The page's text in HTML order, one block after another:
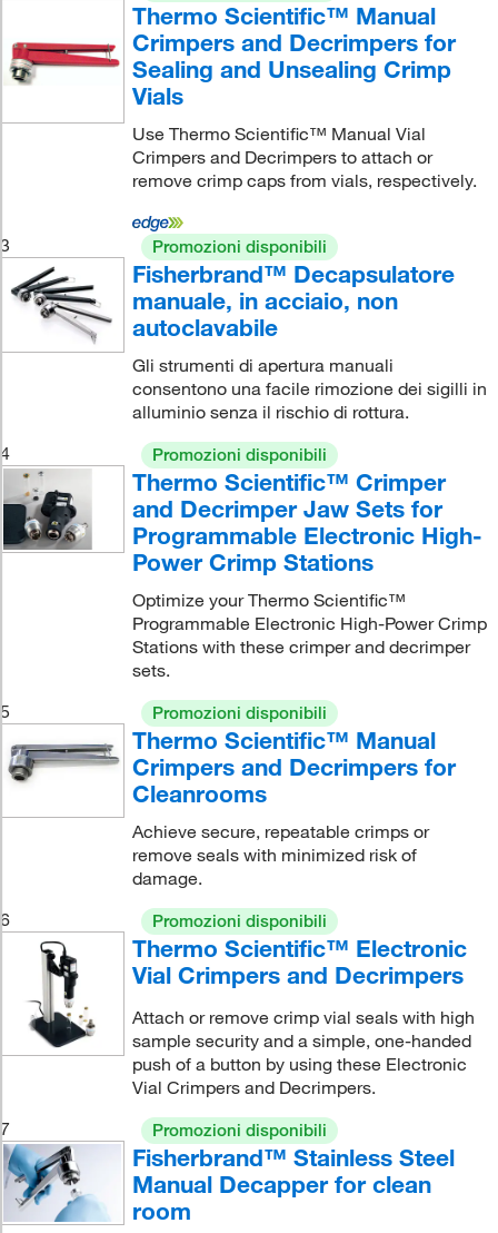
Thermo Scientific™ Manual
Crimpers and Decrimpers for
Sealing and Unsealing Crimp
Vials
Use Thermo Scientific™ Manual Vial
Crimpers and Decrimpers to attach or
remove crimp caps from vials, respectively.
3 Promozioni disponibili
Fisherbrand™ Decapsulatore
manuale, in acciaio, non
autoclavabile
Gli strumenti di apertura manuali
consentono una facile rimozione dei sigilli in
alluminio senza il rischio di rottura.
4
Promozioni disponibili
Thermo Scientific™ Crimper
and Decrimper Jaw Sets for
Programmable Electronic High-
Power Crimp Stations
Optimize your Thermo Scientific™
Programmable Electronic High-Power Crimp
Stations with these crimper and decrimper
sets.
5
Promozioni disponibili
Thermo Scientific™ Manual
Crimpers and Decrimpers for
Cleanrooms
Achieve secure, repeatable crimps or
remove seals with minimized risk of
damage.
6
Promozioni disponibili
Thermo Scientific™ Electronic
Vial Crimpers and Decrimpers
Attach or remove crimp vial seals with high
sample security and a simple, one-handed
push of a button by using these Electronic
Vial Crimpers and Decrimpers.
7
Promozioni disponibili
Fisherbrand™ Stainless Steel
Manual Decapper for clean
room